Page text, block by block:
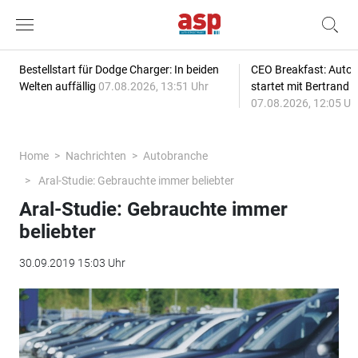
Bestellstart für Dodge Charger: In beiden
Welten auffällig 07.08.2026, 13:51 Uhr
CEO Breakfast:
startet mit Bertrand
07.08.2026, 12:05
Home Nachrichten
Autobranche
Aral-Studie: Gebrauchte immer beliebter
Aral-Studie: Gebrauchte immer
beliebter
30.09.2019 15:03 Uhr